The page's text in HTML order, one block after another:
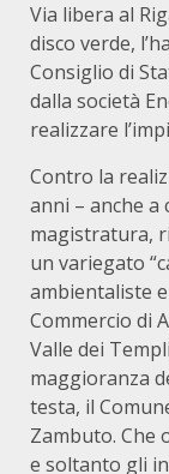
Via libera al
disco verde,
Consiglio di
dalla società
realizzare
Contro la
anni – anche a
magistratura,
un variegato
ambientaliste
Commercio di
Valle dei
maggioranza
testa, il
Zambuto. Che
e soltanto gli